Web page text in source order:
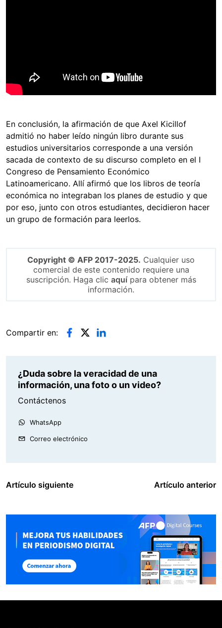
En conclusión, la afirmación de que Axel Kicillof
admitió no haber leído ningún libro durante sus
estudios universitarios corresponde a una versión
sacada de contexto de su discurso completo en el I
Congreso de Pensamiento Económico
Latinoamericano. Allí afirmó que los libros de teoría
económica no integraban los planes de estudio y que
por eso, junto con otros estudiantes, decidieron hacer
un grupo de formación para leerlos.
Copyright © AFP 2017-2025. Cualquier uso
comercial de este contenido requiere una
suscripción. Haga clic aquípara obtener más
información.
Compartir en:
¿Duda sobre la veracidad de una
información, una foto o un video?
Contáctenos
WhatsApp
Correo electrónico
Artículo siguiente Artículo anterior